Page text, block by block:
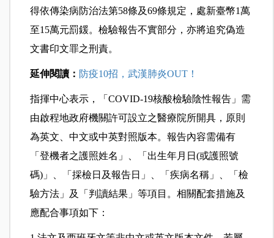
得依傳染病防治法第58條及69條規定，處新臺幣1萬
至15萬元罰鍰。檢驗報告不實部分，亦將追究偽造
文書印文罪之刑責。
延伸閱讀： 防疫10招，武漢肺炎OUT！
指揮中心表示，「COVID-19核酸檢驗陰性報告」需
由啟程地政府機關許可設立之醫療院所開具，原則
為英文、中文或中英對照版本。報告內容需備有
「登機者之護照姓名」、「出生年月日(或護照號
碼)」、「採檢日及報告日」、「疾病名稱」、「檢
驗方法」及「判讀結果」等項目。相關配套措施及
應配合事項如下：